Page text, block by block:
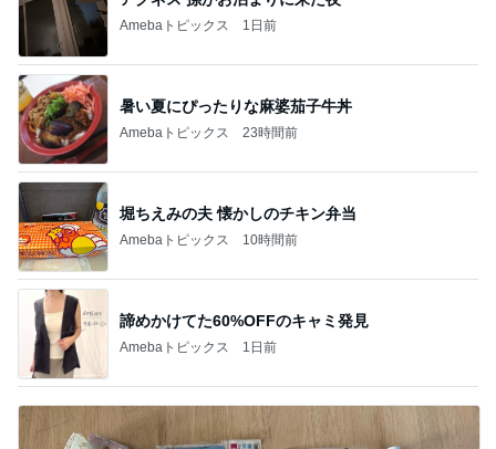
Amebaトピックス 1日前
暑い夏にぴったりな麻婆茄子牛丼
Amebaトピックス 23時間前
堀ちえみの夫 懐かしのチキン弁当
Amebaトピックス 10時間前
諦めかけてた60%OFFのキャミ発見
Amebaトピックス 1日前